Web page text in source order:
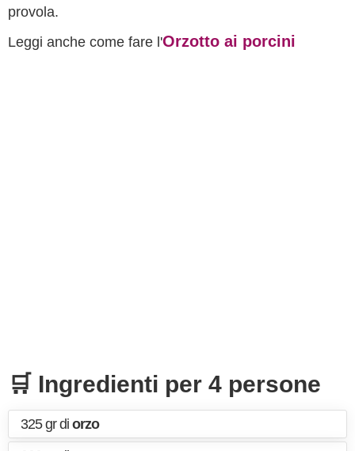
provola.
Leggi anche come fare l'Orzotto ai porcini
🛒 Ingredienti per 4 persone
325 gr di orzo